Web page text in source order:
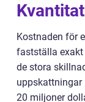
Kostnaden för
fastställa exakt
de stora
uppskattningar
20 miljoner